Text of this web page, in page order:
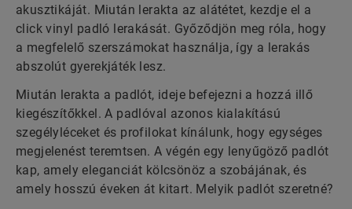
akusztikáját. Miután lerakta az alátétet, kezdje el a
click vinyl padló lerakását. Győződjön meg róla, hogy
a megfelelő szerszámokat használja, így a lerakás
abszolút gyerekjáték lesz.
Miután lerakta a padlót, ideje befejezni a hozzá illő
kiegészítőkkel. A padlóval azonos kialakítású
szegélyléceket és profilokat kínálunk, hogy egységes
megjelenést teremtsen. A végén egy lenyűgöző padlót
kap, amely eleganciát kölcsönöz a szobájának, és
amely hosszú éveken át kitart. Melyik padlót szeretné?